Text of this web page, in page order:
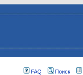
FAQ Поиск